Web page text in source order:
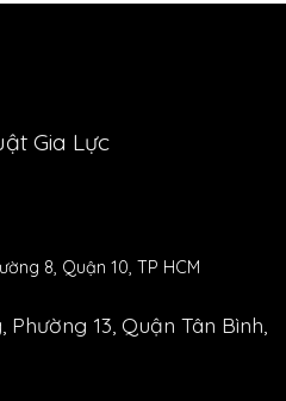
Gia Lực
8, Quận 10, TP HCM
Phường 13, Quận Tân Bình,